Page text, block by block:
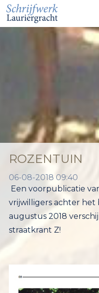
ROZENTUIN
06-08-2018 09:40
Een voorpublicatie
vrijwilligers achter het
augustus 2018
straatkrant Z!